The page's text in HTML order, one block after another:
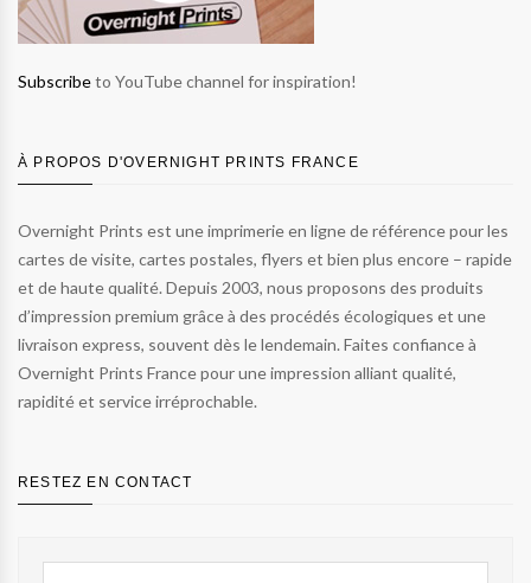
Subscribeto YouTube channel for inspiration!
À PROPOS D'OVERNIGHT PRINTS FRANCE
Overnight Prints est une imprimerie en ligne de référence pour les
cartes de visite, cartes postales, flyers et bien plus encore – rapide
et de haute qualité. Depuis 2003, nous proposons des produits
d’impression premium grâce à des procédés écologiques et une
livraison express, souvent dès le lendemain. Faites confiance à
Overnight Prints France pour une impression alliant qualité,
rapidité et service irréprochable.
RESTEZ EN CONTACT